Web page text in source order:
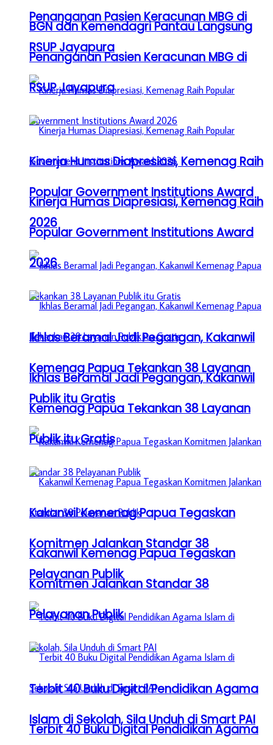
Penanganan Pasien Keracunan MBG di
RSUP Jayapura
Kinerja Humas Diapresiasi, Kemenag Raih
Popular Government Institutions Award
2026
Ikhlas Beramal Jadi Pegangan, Kakanwil
Kemenag Papua Tekankan 38 Layanan
Publik itu Gratis
Kakanwil Kemenag Papua Tegaskan
Komitmen Jalankan Standar 38
Pelayanan Publik
Terbit 40 Buku Digital Pendidikan Agama
Islam di Sekolah, Sila Unduh di Smart PAI
BGN dan Kemendagri Pantau Langsung
Penanganan Pasien Keracunan MBG di
RSUP Jayapura
Kinerja Humas Diapresiasi, Kemenag Raih
Popular Government Institutions Award
2026
Ikhlas Beramal Jadi Pegangan, Kakanwil
Kemenag Papua Tekankan 38 Layanan
Publik itu Gratis
Kakanwil Kemenag Papua Tegaskan
Komitmen Jalankan Standar 38
Pelayanan Publik
Terbit 40 Buku Digital Pendidikan Agama